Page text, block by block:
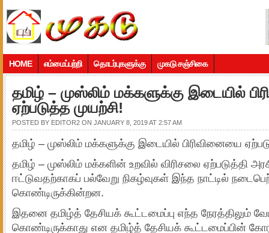
HOME எம்மைப்பற்றி தொடர்புகளுக்கு முகடு சஞ்சிகை
தமிழ் – முஸ்லிம் மக்களுக்கு இடையில்
ஏற்படுத்த முயற்சி!
POSTED BY EDITOR2 ON JANUARY 8, 2019 AT 2:57 AM
தமிழ் – முஸ்லிம் மக்களுக்கு இடையில் பிரிவினையை
தமிழ் – முஸ்லிம் மக்களின் உறவில் விரிசலை ஏற்படுத்தி
ஈட்டுவதற்காகப் பல்வேறு நிகழ்வுகள் இந்த நாட்டில்
கொண்டிருக்கின்றன.
இதனை தமிழ்த் தேசியக் கூட்டமைப்பு எந்த நேரத்திலும்
கொண்டிருக்காது என தமிழ்த் தேசியக் கூட்டமைப்பின்